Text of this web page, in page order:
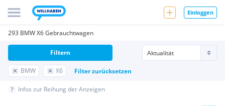
Einloggen
293 BMW X6 Gebrauchtwagen
BMW X6 Filter zurücksetzen
Filtern
Infos zur Reihung der Anzeigen